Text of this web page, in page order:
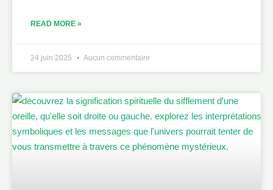
READ MORE »
24 juin 2025 Aucun commentaire